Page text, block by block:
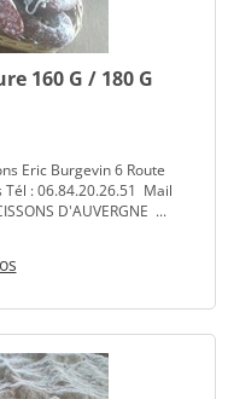
160 G / 180 G
Eric Burgevin 6 Route
: 06.84.20.26.51 Mail
D'AUVERGNE ...